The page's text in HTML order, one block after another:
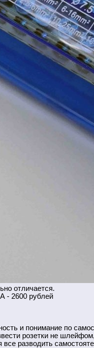
отличается.
- 2600 рублей
и понимание по
розетки не
все разводить